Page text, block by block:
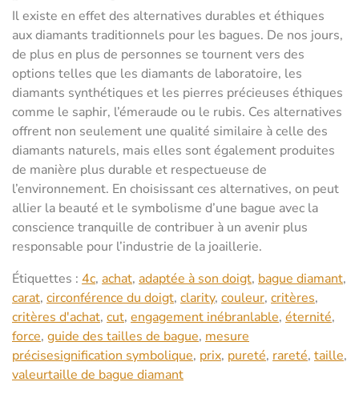
Il existe en effet des alternatives durables et éthiques
aux diamants traditionnels pour les bagues. De nos jours,
de plus en plus de personnes se tournent vers des
options telles que les diamants de laboratoire, les
diamants synthétiques et les pierres précieuses éthiques
comme le saphir, l’émeraude ou le rubis. Ces alternatives
offrent non seulement une qualité similaire à celle des
diamants naturels, mais elles sont également produites
de manière plus durable et respectueuse de
l’environnement. En choisissant ces alternatives, on peut
allier la beauté et le symbolisme d’une bague avec la
conscience tranquille de contribuer à un avenir plus
responsable pour l’industrie de la joaillerie.
Étiquettes : 4c, achat, adaptée à son doigt, bague diamant,
carat, circonférence du doigt, clarity, couleur, critères,
critères d'achat, cut, engagement inébranlable, éternité,
force, guide des tailles de bague, mesure
précisesignification symbolique, prix, pureté, rareté, taille,
valeurtaille de bague diamant